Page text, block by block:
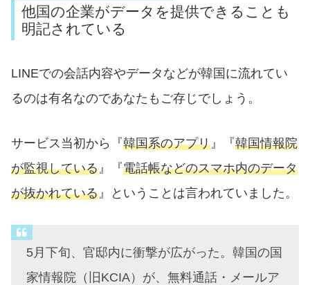
他国の企業がデータを提供できることも
明記されている
LINEでの会話内容やデータなどが韓国に流れてい
るのは有名なのであなたもご存じでしょう。
サービス当初から『韓国系のアプリ 』『韓国情報院
が監視している 』『電話帳などのスマホ内のデータ
が抜かれている 』ということは言われていました。
5月下旬、官邸内に衝撃が広がった。韓国の国
家情報院（旧KCIA）が、無料通話・メールア